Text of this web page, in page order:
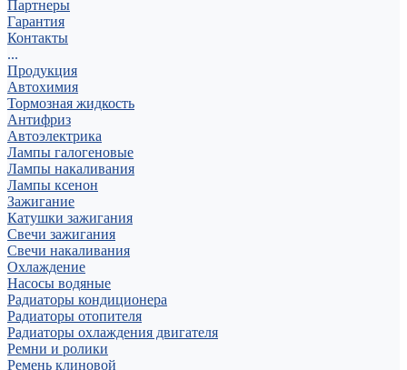
Партнеры
Гарантия
Контакты
...
Продукция
Автохимия
Тормозная жидкость
Антифриз
Автоэлектрика
Лампы галогеновые
Лампы накаливания
Лампы ксенон
Зажигание
Катушки зажигания
Свечи зажигания
Свечи накаливания
Охлаждение
Насосы водяные
Радиаторы кондиционера
Радиаторы отопителя
Радиаторы охлаждения двигателя
Ремни и ролики
Ремень клиновой